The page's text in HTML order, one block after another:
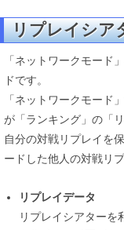
リプレイシア
「ネットワークモード
ドです。
「ネットワークモード
が「ランキング」の「
自分の対戦リプレイを
ードした他人の対戦リ
リプレイデータ
リプレイシアターを